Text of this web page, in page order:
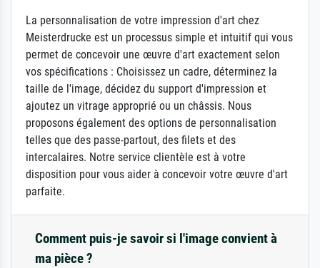
La personnalisation de votre impression d'art chez
Meisterdrucke est un processus simple et intuitif qui vous
permet de concevoir une œuvre d'art exactement selon
vos spécifications : Choisissez un cadre, déterminez la
taille de l'image, décidez du support d'impression et
ajoutez un vitrage approprié ou un châssis. Nous
proposons également des options de personnalisation
telles que des passe-partout, des filets et des
intercalaires. Notre service clientèle est à votre
disposition pour vous aider à concevoir votre œuvre d'art
parfaite.
Comment puis-je savoir si l'image convient à
ma pièce ?